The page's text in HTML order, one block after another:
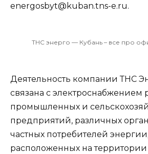
energosbyt@kuban.tns-e.ru.
ТНС энерго — Кубань – все про
Деятельность компании ТНС
связана с электроснабжением
промышленных и
предприятий, различных
частных потребителей
расположенных на территории